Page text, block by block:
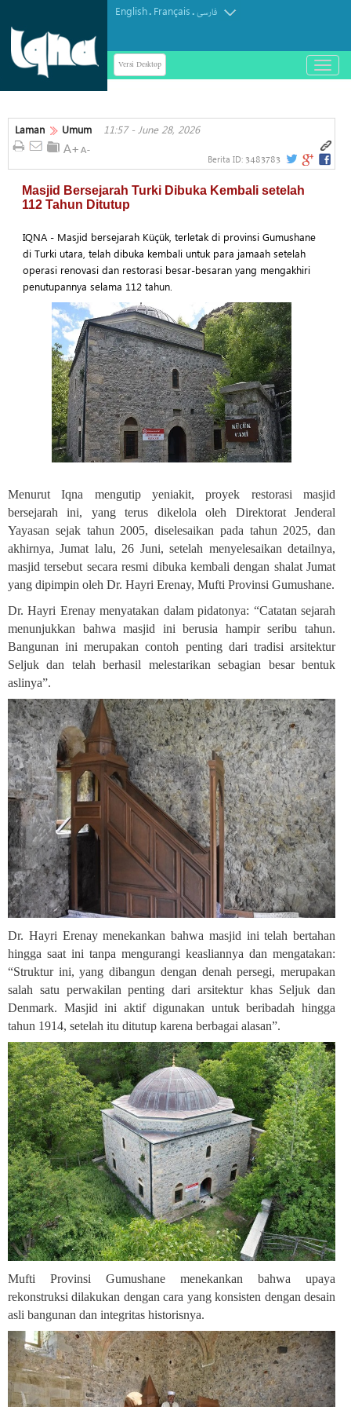
English. Français.فارسی
Versi Desktop
باز
و
کردن
Laman Umum 11:57 - June 28, 2026
Berita ID: 3483783
Masjid Bersejarah Turki Dibuka Kembali setelah
112 Tahun Ditutup
IQNA - Masjid bersejarah Küçük, terletak di provinsi Gumushane
di Turki utara, telah dibuka kembali untuk para jamaah setelah
operasi renovasi dan restorasi besar-besaran yang mengakhiri
penutupannya selama 112 tahun.
Menurut Iqna mengutip yeniakit, proyek restorasi masjid
bersejarah ini, yang terus dikelola oleh Direktorat Jenderal
Yayasan sejak tahun 2005, diselesaikan pada tahun 2025, dan
akhirnya, Jumat lalu, 26 Juni, setelah menyelesaikan detailnya,
masjid tersebut secara resmi dibuka kembali dengan shalat Jumat
yang dipimpin oleh Dr. Hayri Erenay, Mufti Provinsi Gumushane.
Dr. Hayri Erenay menyatakan dalam pidatonya: “Catatan sejarah
menunjukkan bahwa masjid ini berusia hampir seribu tahun.
Bangunan ini merupakan contoh penting dari tradisi arsitektur
Seljuk dan telah berhasil melestarikan sebagian besar bentuk
aslinya”.
Dr. Hayri Erenay menekankan bahwa masjid ini telah bertahan
hingga saat ini tanpa mengurangi keasliannya dan mengatakan:
“Struktur ini, yang dibangun dengan denah persegi, merupakan
salah satu perwakilan penting dari arsitektur khas Seljuk dan
Denmark. Masjid ini aktif digunakan untuk beribadah hingga
tahun 1914, setelah itu ditutup karena berbagai alasan.”
Mufti Provinsi Gumushane menekankan bahwa upaya
rekonstruksi dilakukan dengan cara yang konsisten dengan desain
asli bangunan dan integritas historisnya.